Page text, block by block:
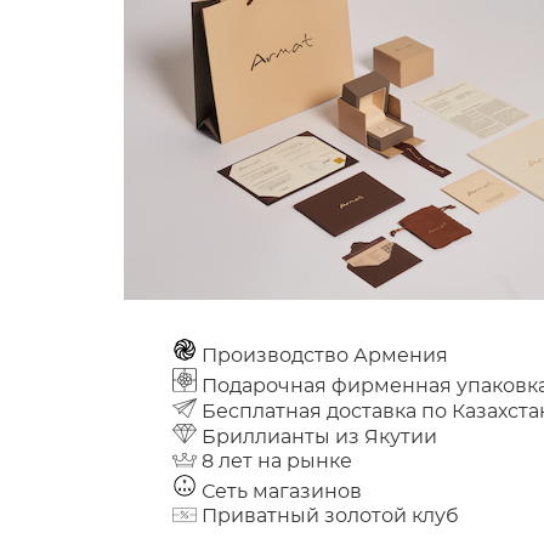
Производство Армения
Подарочная фирменная
Бесплатная доставка по
Бриллианты из Якутии
8 лет на рынке
Сеть магазинов
Приватный золотой клуб